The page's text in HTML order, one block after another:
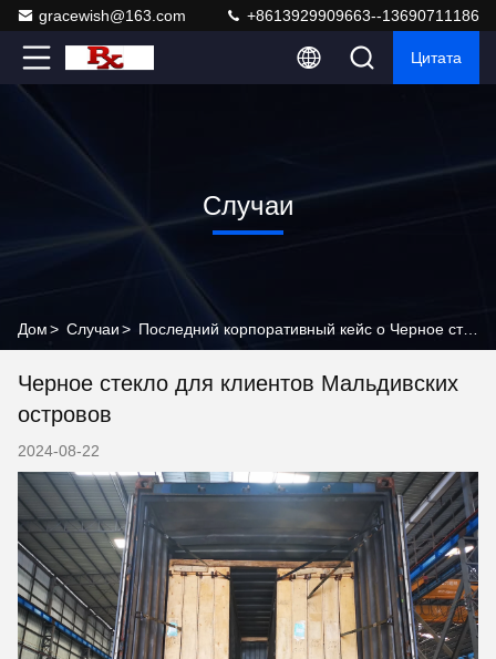
gracewish@163.com +8613929909663--13690711186
Цитата
Случаи
Дом> Случаи> Последний корпоративный кейс о Черное стекло для клиентов Мальдивских островов
Черное стекло для клиентов Мальдивских
островов
2024-08-22